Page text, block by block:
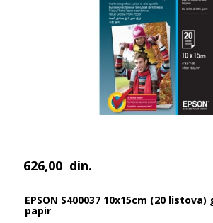
626,00 din.
EPSON S400037 10x15cm (20
papir